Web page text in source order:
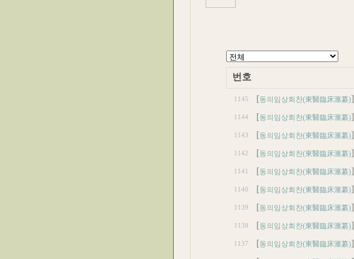
번호
1145 [동의임상회찬(東醫臨床滙纂)]
1144 [동의임상회찬(東醫臨床滙纂)]
1143 [동의임상회찬(東醫臨床滙纂)]
1142 [동의임상회찬(東醫臨床滙纂)]
1141 [동의임상회찬(東醫臨床滙纂)]
1140 [동의임상회찬(東醫臨床滙纂)]
1139 [동의임상회찬(東醫臨床滙纂)]
1138 [동의임상회찬(東醫臨床滙纂)]
1137 [동의임상회찬(東醫臨床滙纂)]